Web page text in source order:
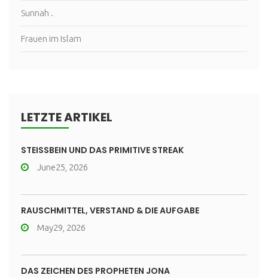
Sunnah .
Frauen im Islam
LETZTE ARTIKEL
STEISSBEIN UND DAS PRIMITIVE STREAK
June25, 2026
RAUSCHMITTEL, VERSTAND & DIE AUFGABE
May29, 2026
DAS ZEICHEN DES PROPHETEN JONA